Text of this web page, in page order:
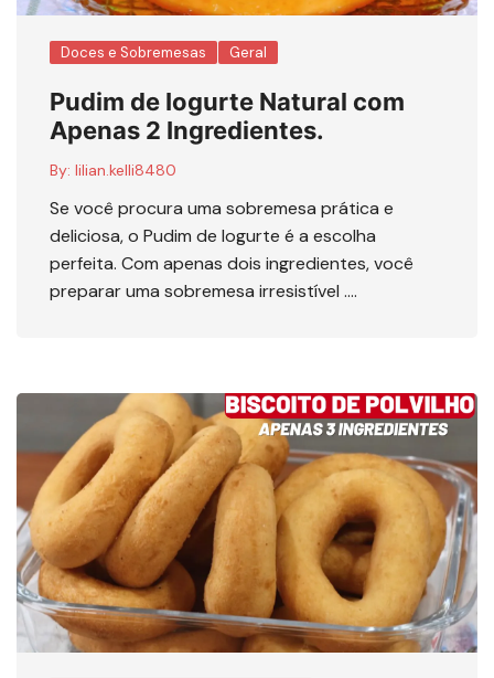
Doces e Sobremesas Geral
Pudim de Iogurte Natural com
Apenas 2 Ingredientes.
By: lilian.kelli8480
Se você procura uma sobremesa prática e
deliciosa, o Pudim de Iogurte é a escolha
perfeita. Com apenas dois ingredientes, você
preparar uma sobremesa irresistível ….